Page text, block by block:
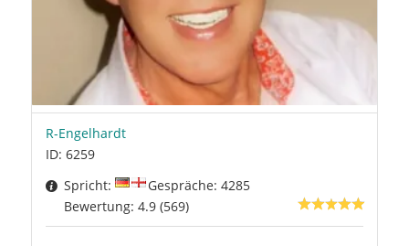
R-Engelhardt
ID: 6259
Spricht:
Gespräche: 4285
Bewertung: 4.9 (569)